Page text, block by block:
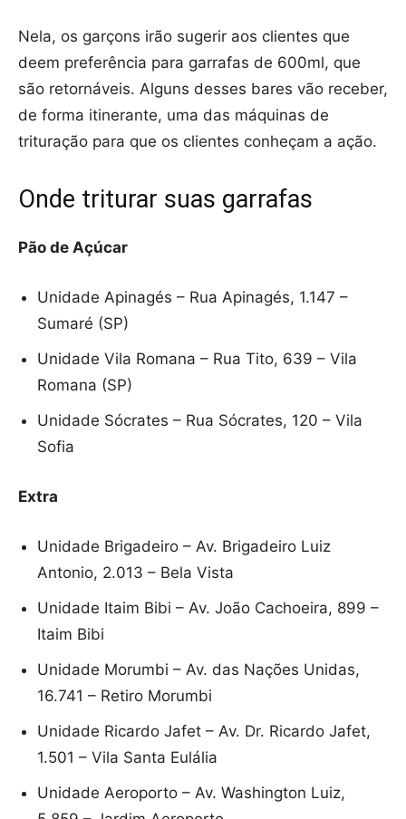
Nela, os garçons irão sugerir aos clientes que
deem preferência para garrafas de 600ml, que
são retornáveis. Alguns desses bares vão receber,
de forma itinerante, uma das máquinas de
trituração para que os clientes conheçam a ação.
Onde triturar suas garrafas
Pão de Açúcar
Unidade Apinagés – Rua Apinagés, 1.147 –
Sumaré (SP)
Unidade Vila Romana – Rua Tito, 639 – Vila
Romana (SP)
Unidade Sócrates – Rua Sócrates, 120 – Vila
Sofia
Extra
Unidade Brigadeiro – Av. Brigadeiro Luiz
Antonio, 2.013 – Bela Vista
Unidade Itaim Bibi – Av. João Cachoeira, 899 –
Itaim Bibi
Unidade Morumbi – Av. das Nações Unidas,
16.741 – Retiro Morumbi
Unidade Ricardo Jafet – Av. Dr. Ricardo Jafet,
1.501 – Vila Santa Eulália
Unidade Aeroporto – Av. Washington Luiz,